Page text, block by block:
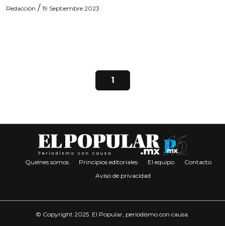
Redacción / 19 Septiembre 2023
1
Quiénes somos Principios editoriales El equipo
Contacto
Aviso de privacidad
© Copyright 2025. El Popular, periodismo con causa.